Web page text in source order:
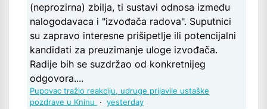
(neprozirna) zbilja, ti sustavi odnosa između
nalogodavaca i "izvođača radova". Suputnici
su zapravo interesne prišipetlje ili potencijalni
kandidati za preuzimanje uloge izvođača.
Radije bih se suzdržao od konkretnijeg
odgovora....
Pupovac tražio reakciju, udruge prijavile ustaške
pozdrave u Kninu
· yesterday